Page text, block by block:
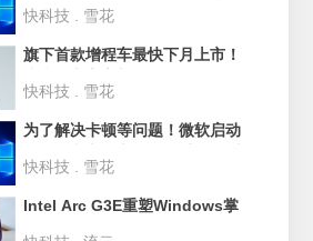
将停止支持
快科技 . 雪花
旗下首款增程车最快下月上市！
快科技 . 雪花
为了解决卡顿等问题！微软启动
30年老旧代码
快科技 . 雪花
Intel Arc G3E重塑Windows掌